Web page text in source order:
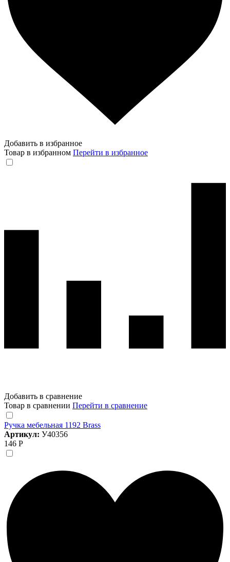
Добавить в избранное
Товар в избранном Перейти в избранное
Добавить в сравнение
Товар в сравнении Перейти в сравнение
Ручка мебельная 1192 Brass
Артикул: У40356
146 Р